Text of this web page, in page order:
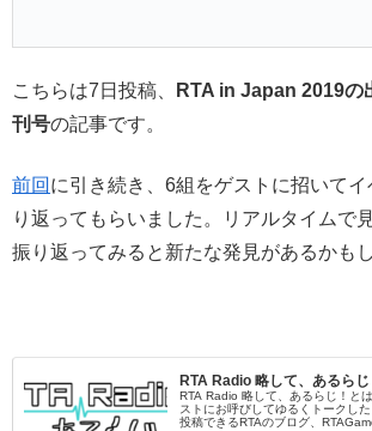
こちらは7日投稿、
RTA in Japan 2019の
刊号の記事です。
前回 に引き続き、6組をゲストに招いて
り返ってもらいました。リアルタイムで
振り返ってみると新たな発見があるかも
RTA Radio 略して、あるら
RTA Radio 略して、あるらじ！と
ストにお呼びしてゆるくトークし
投稿できるRTAのブログ、